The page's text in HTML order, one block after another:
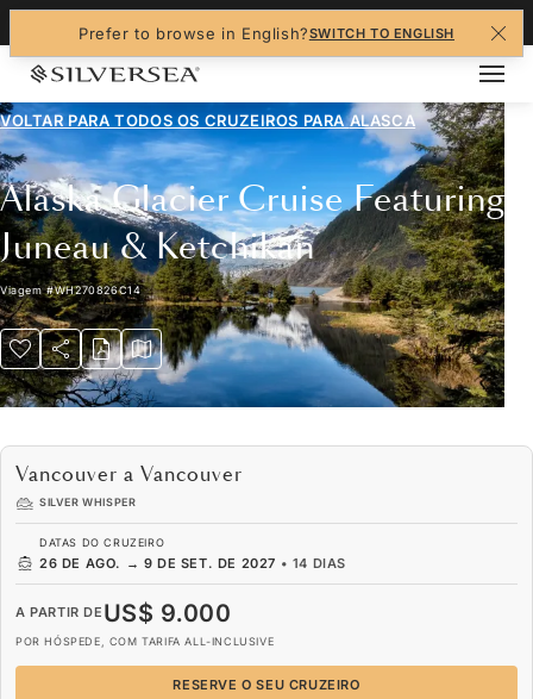
Prefer to browse in English?SWITCH TO ENGLISH
VOLTAR PARA TODOS OS CRUZEIROS PARAALASCA
Alaska Glacier Cruise Featuring
Juneau & Ketchikan
Viagem#WH270826C14
Vancouver a Vancouver
SILVER WHISPER
DATAS DO CRUZEIRO
26 DE AGO. → 9 DE SET. DE 2027 • 14 DIAS
A PARTIR DE US$ 9.000
POR HÓSPEDE, COM TARIFA ALL-INCLUSIVE
RESERVE O SEU CRUZEIRO